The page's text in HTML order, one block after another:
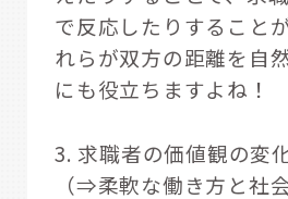
で反応したりすること
れらが双方の距離を自
にも役立ちますよね！
3. 求職者の価値観の変
（⇒柔軟な働き方と社